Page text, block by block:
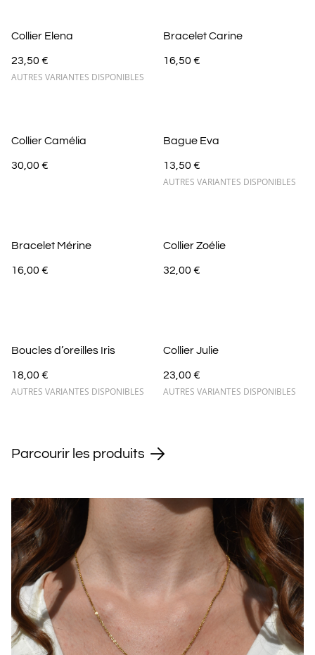
Collier Elena
23,50 €
AUTRES VARIANTES DISPONIBLES
Bracelet Carine
16,50 €
Collier Camélia
30,00 €
Bague Eva
13,50 €
AUTRES VARIANTES DISPONIBLES
Bracelet Mérine
16,00 €
Collier Zoélie
32,00 €
Boucles d’oreilles Iris
18,00 €
AUTRES VARIANTES DISPONIBLES
Collier Julie
23,00 €
AUTRES VARIANTES DISPONIBLES
Parcourir les produits